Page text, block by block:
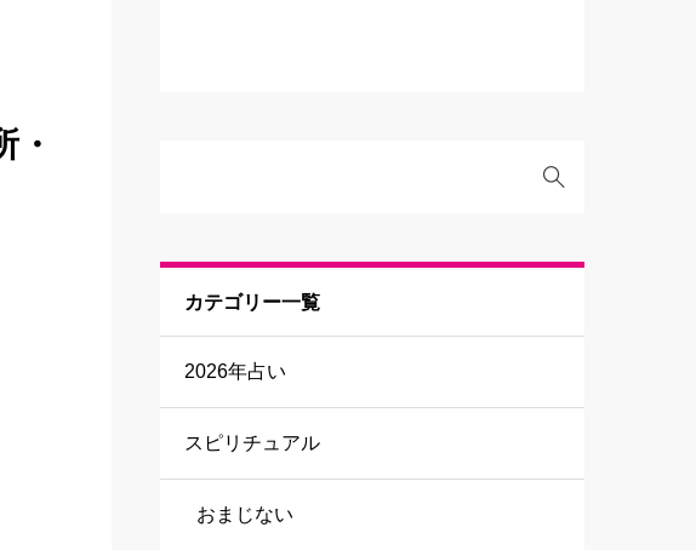
・
カテゴリー一覧
2026年占い
スピリチュアル
おまじない